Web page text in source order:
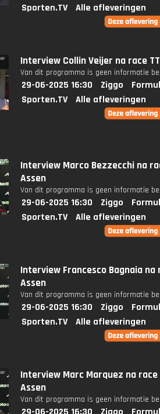
Sporten.TV
Alle afleveringen
Interview Collin Veijer na race
Van dit programma is geen informatie
29-06-2025 16:30 Ziggo
Sporten.TV
Alle afleveringen
Interview Marco Bezzecchi na
Assen
Van dit programma is geen informatie
29-06-2025 16:30 Ziggo
Sporten.TV
Alle afleveringen
Interview Francesco Bagnaia na
Assen
Van dit programma is geen informatie
29-06-2025 16:30 Ziggo
Sporten.TV
Alle afleveringen
Interview Marc Marquez na race
Assen
Van dit programma is geen informatie